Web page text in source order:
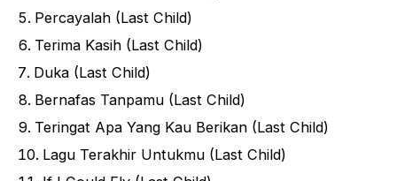
Percayalah (Last Child)
Terima Kasih (Last Child)
Duka (Last Child)
Bernafas Tanpamu (Last Child)
Teringat Apa Yang Kau Berikan (Last Child)
Lagu Terakhir Untukmu (Last Child)